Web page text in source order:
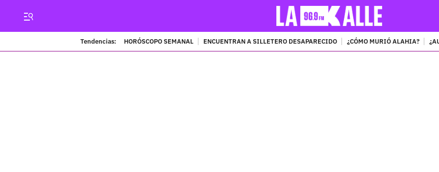
Tendencias: HORÓSCOPO SEMANAL ENCUENTRAN A SILLETERO DESAPARECIDO ¿CÓMO MURIÓ ALAHIA?